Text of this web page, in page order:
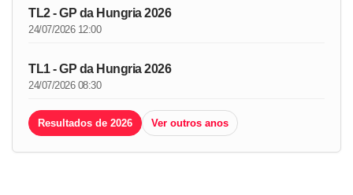
TL2 - GP da Hungria 2026
24/07/2026 12:00
TL1 - GP da Hungria 2026
24/07/2026 08:30
Resultados de 2026 Ver outros anos